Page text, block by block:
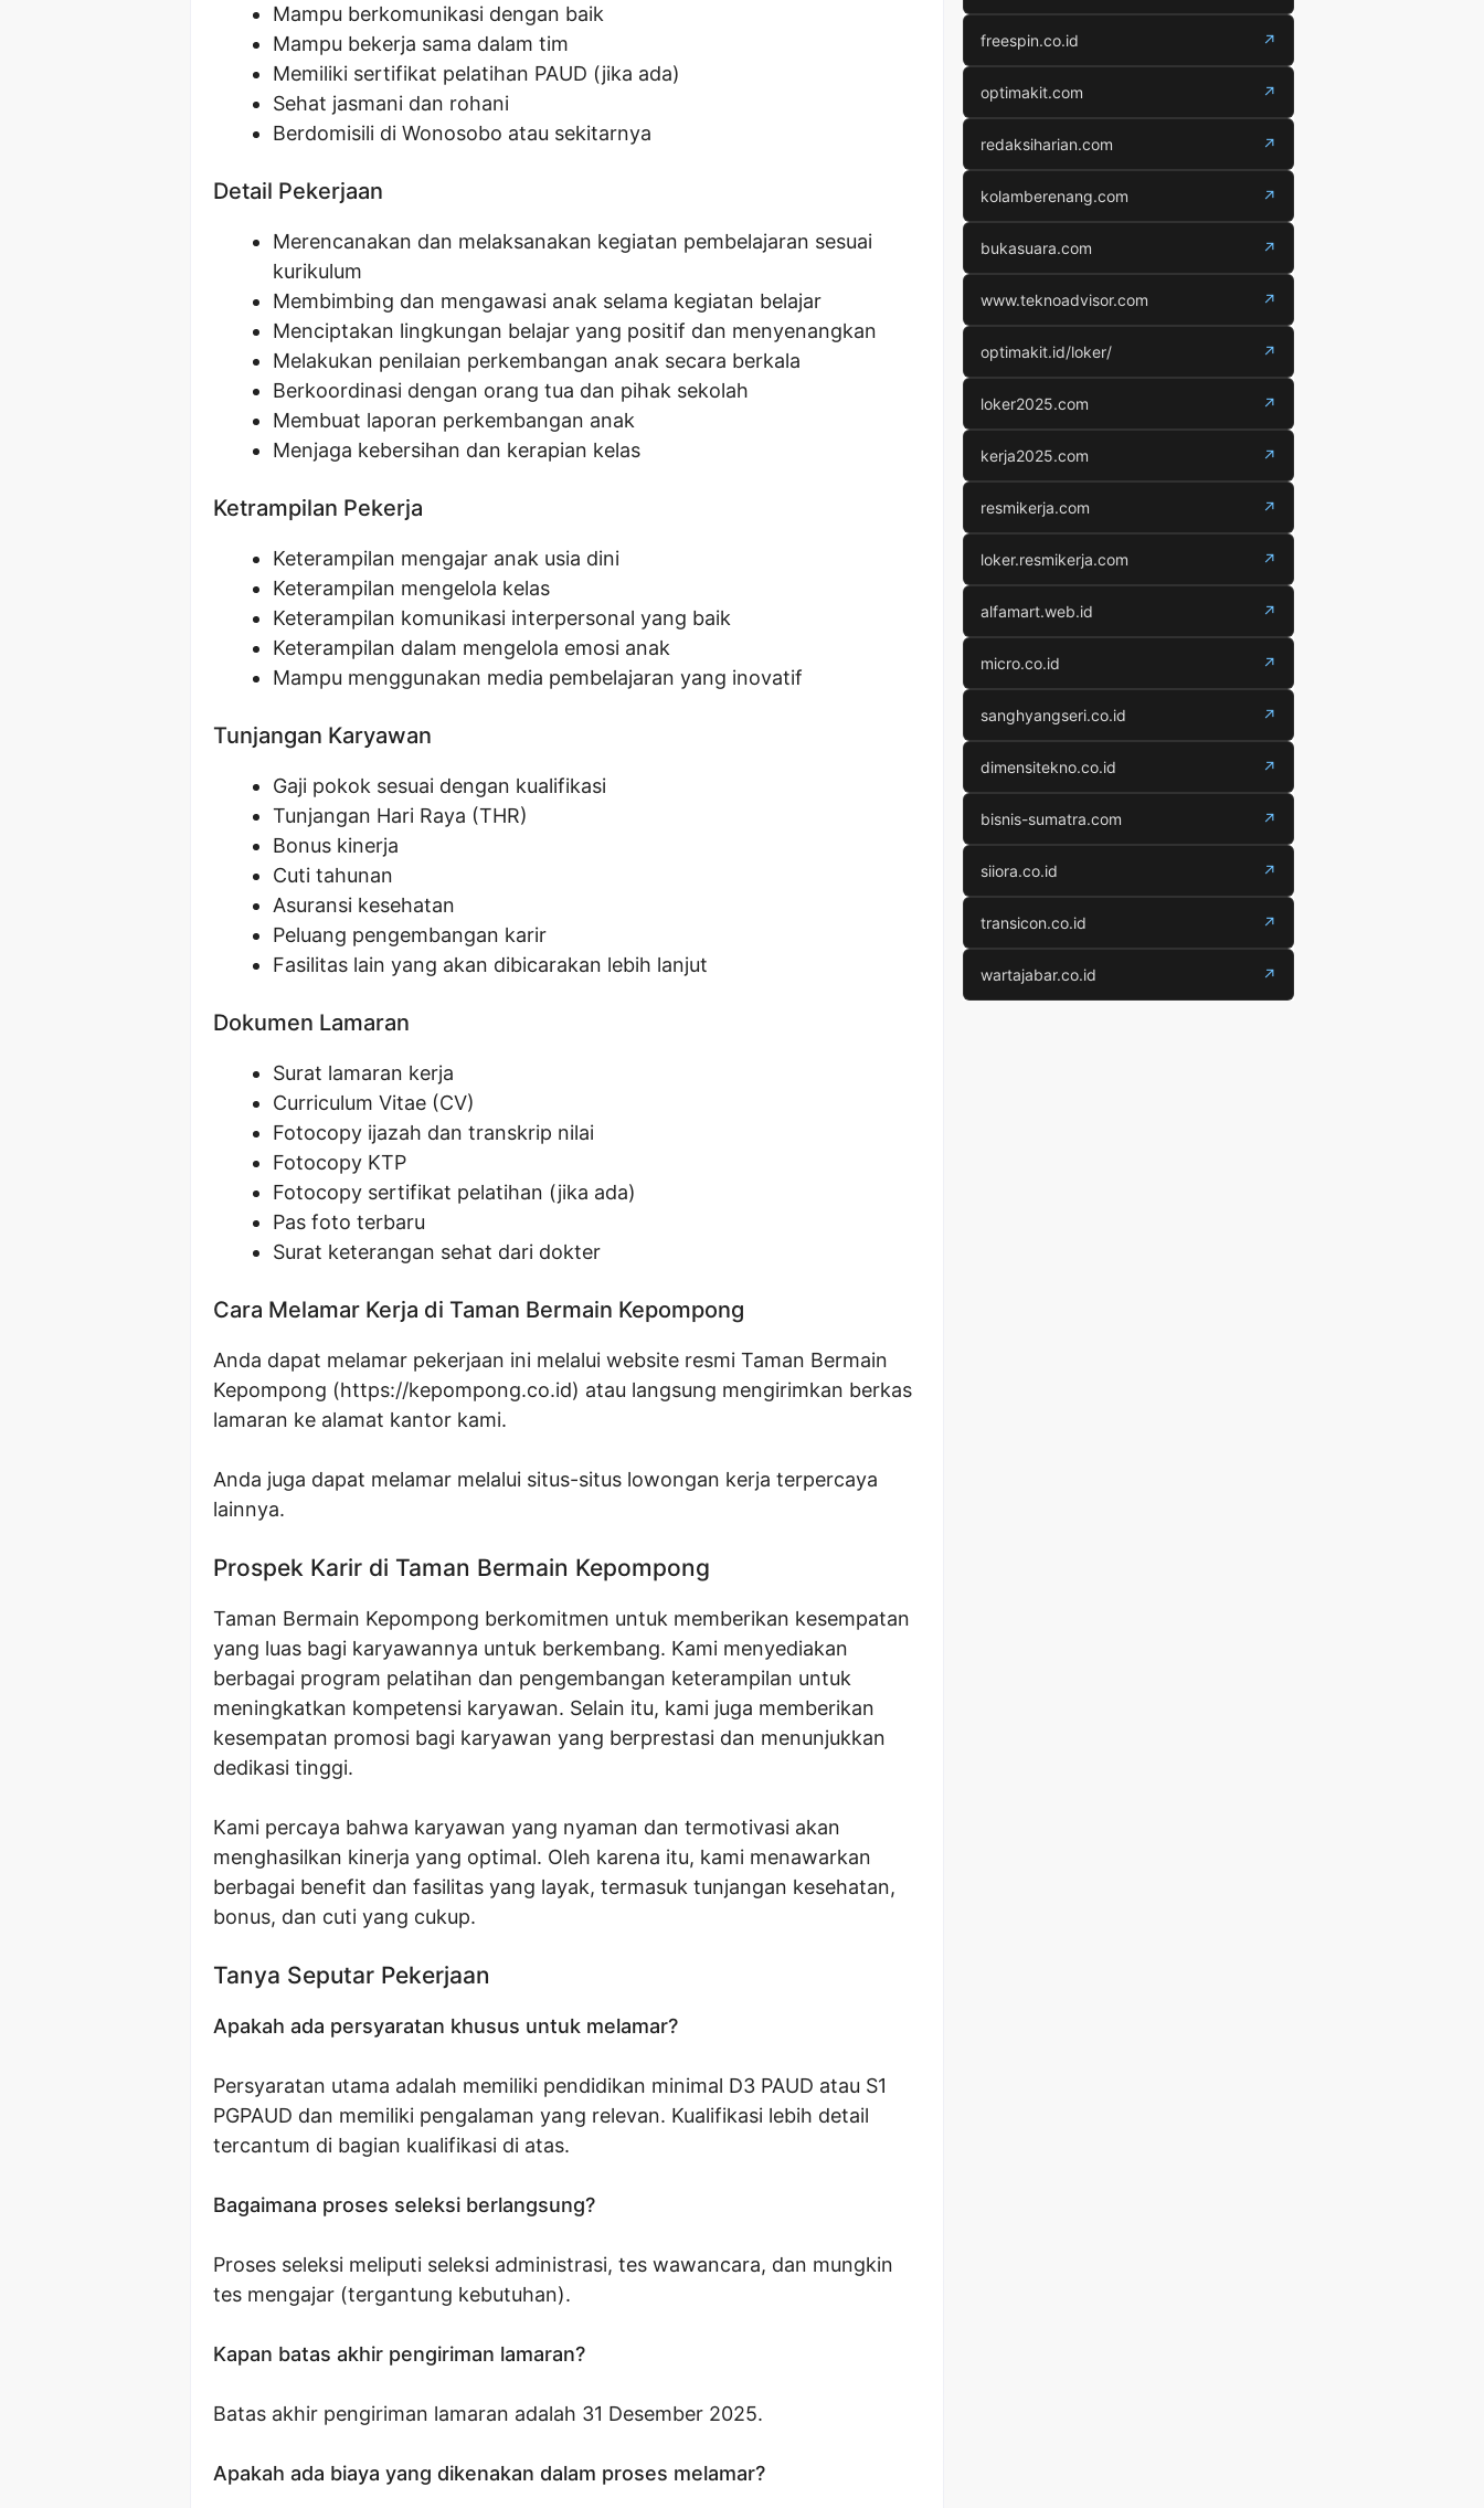
Mampu berkomunikasi dengan baik
Mampu bekerja sama dalam tim
Memiliki sertifikat pelatihan PAUD (jika ada)
Sehat jasmani dan rohani
Berdomisili di Wonosobo atau sekitarnya
Detail Pekerjaan
Merencanakan dan melaksanakan kegiatan pembelajaran sesuai
kurikulum
Membimbing dan mengawasi anak selama kegiatan belajar
Menciptakan lingkungan belajar yang positif dan menyenangkan
Melakukan penilaian perkembangan anak secara berkala
Berkoordinasi dengan orang tua dan pihak sekolah
Membuat laporan perkembangan anak
Menjaga kebersihan dan kerapian kelas
Ketrampilan Pekerja
Keterampilan mengajar anak usia dini
Keterampilan mengelola kelas
Keterampilan komunikasi interpersonal yang baik
Keterampilan dalam mengelola emosi anak
Mampu menggunakan media pembelajaran yang inovatif
Tunjangan Karyawan
Gaji pokok sesuai dengan kualifikasi
Tunjangan Hari Raya (THR)
Bonus kinerja
Cuti tahunan
Asuransi kesehatan
Peluang pengembangan karir
Fasilitas lain yang akan dibicarakan lebih lanjut
Dokumen Lamaran
Surat lamaran kerja
Curriculum Vitae (CV)
Fotocopy ijazah dan transkrip nilai
Fotocopy KTP
Fotocopy sertifikat pelatihan (jika ada)
Pas foto terbaru
Surat keterangan sehat dari dokter
Cara Melamar Kerja di Taman Bermain Kepompong
Anda dapat melamar pekerjaan ini melalui website resmi Taman Bermain
Kepompong (https://kepompong.co.id) atau langsung mengirimkan berkas
lamaran ke alamat kantor kami.
Anda juga dapat melamar melalui situs-situs lowongan kerja terpercaya
lainnya.
Prospek Karir di Taman Bermain Kepompong
Taman Bermain Kepompong berkomitmen untuk memberikan kesempatan
yang luas bagi karyawannya untuk berkembang. Kami menyediakan
berbagai program pelatihan dan pengembangan keterampilan untuk
meningkatkan kompetensi karyawan. Selain itu, kami juga memberikan
kesempatan promosi bagi karyawan yang berprestasi dan menunjukkan
dedikasi tinggi.
Kami percaya bahwa karyawan yang nyaman dan termotivasi akan
menghasilkan kinerja yang optimal. Oleh karena itu, kami menawarkan
berbagai benefit dan fasilitas yang layak, termasuk tunjangan kesehatan,
bonus, dan cuti yang cukup.
Tanya Seputar Pekerjaan
Apakah ada persyaratan khusus untuk melamar?
Persyaratan utama adalah memiliki pendidikan minimal D3 PAUD atau S1
PGPAUD dan memiliki pengalaman yang relevan. Kualifikasi lebih detail
tercantum di bagian kualifikasi di atas.
Bagaimana proses seleksi berlangsung?
Proses seleksi meliputi seleksi administrasi, tes wawancara, dan mungkin
tes mengajar (tergantung kebutuhan).
Kapan batas akhir pengiriman lamaran?
Batas akhir pengiriman lamaran adalah 31 Desember 2025.
Apakah ada biaya yang dikenakan dalam proses melamar?
freespin.co.id ↗
optimakit.com ↗
redaksiharian.com ↗
kolamberenang.com ↗
bukasuara.com ↗
www.teknoadvisor.com ↗
optimakit.id/loker/ ↗
loker2025.com ↗
kerja2025.com ↗
resmikerja.com ↗
loker.resmikerja.com ↗
alfamart.web.id ↗
micro.co.id ↗
sanghyangseri.co.id ↗
dimensitekno.co.id ↗
bisnis-sumatra.com ↗
siiora.co.id ↗
transicon.co.id ↗
wartajabar.co.id ↗